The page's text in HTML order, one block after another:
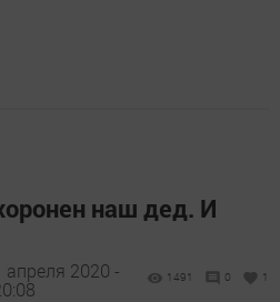
наш дед. И
апреля 2020 -
1491 0 1